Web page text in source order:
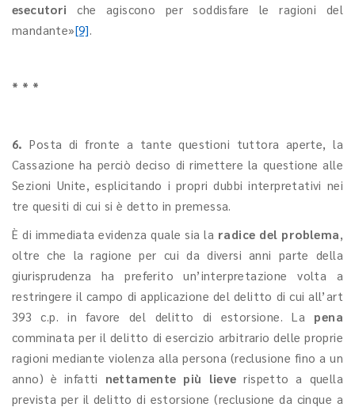
esecutori che agiscono per soddisfare le ragioni del
mandante»[9].
* * *
6. Posta di fronte a tante questioni tuttora aperte, la
Cassazione ha perciò deciso di rimettere la questione alle
Sezioni Unite, esplicitando i propri dubbi interpretativi nei
tre quesiti di cui si è detto in premessa.
È di immediata evidenza quale sia la radice del problema,
oltre che la ragione per cui da diversi anni parte della
giurisprudenza ha preferito un’interpretazione volta a
restringere il campo di applicazione del delitto di cui all’art
393 c.p. in favore del delitto di estorsione. La pena
comminata per il delitto di esercizio arbitrario delle proprie
ragioni mediante violenza alla persona (reclusione fino a un
anno) è infatti nettamente più lieve rispetto a quella
prevista per il delitto di estorsione (reclusione da cinque a